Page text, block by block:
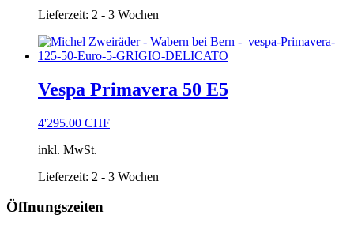
Lieferzeit: 2 - 3 Wochen
Vespa Primavera 50 E5
4'295.00 CHF
inkl. MwSt.
Lieferzeit: 2 - 3 Wochen
Öffnungszeiten